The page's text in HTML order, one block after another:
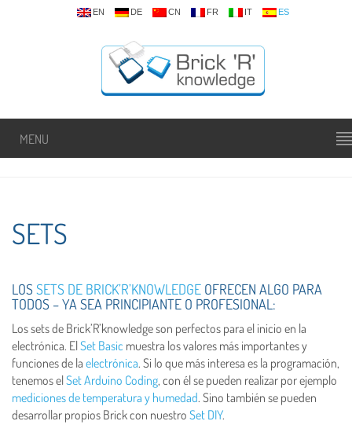
EN DE CN FR IT ES
MENU
SETS
LOSSETS DE BRICK’R’KNOWLEDGE OFRECEN ALGO PARA
TODOS – YA SEA PRINCIPIANTE O PROFESIONAL:
Los sets de Brick’R’knowledge son perfectos para el inicio en la
electrónica. ElSet Basic muestra los valores más importantes y
funciones de la electrónica. Si lo que más interesa es la programación,
tenemos elSet Arduino Coding, con él se pueden realizar por ejemplo
mediciones de temperatura y humedad. Sino también se pueden
desarrollar propios Brick con nuestro Set DIY.